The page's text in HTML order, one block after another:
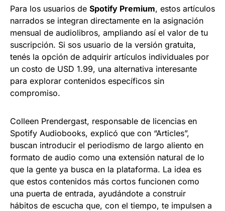
Para los usuarios de Spotify Premium, estos artículos
narrados se integran directamente en la asignación
mensual de audiolibros, ampliando así el valor de tu
suscripción. Si sos usuario de la versión gratuita,
tenés la opción de adquirir artículos individuales por
un costo de USD 1.99, una alternativa interesante
para explorar contenidos específicos sin
compromiso.
Colleen Prendergast, responsable de licencias en
Spotify Audiobooks, explicó que con “Articles”,
buscan introducir el periodismo de largo aliento en
formato de audio como una extensión natural de lo
que la gente ya busca en la plataforma. La idea es
que estos contenidos más cortos funcionen como
una puerta de entrada, ayudándote a construir
hábitos de escucha que, con el tiempo, te impulsen a